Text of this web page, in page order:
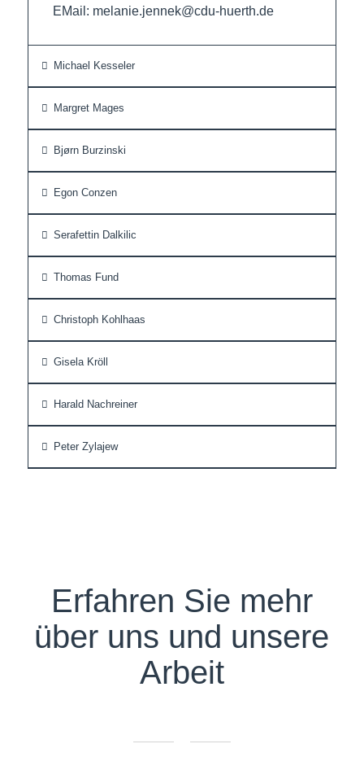
EMail: melanie.jennek@cdu-huerth.de
Michael Kesseler
Margret Mages
Bjørn Burzinski
Egon Conzen
Serafettin Dalkilic
Thomas Fund
Christoph Kohlhaas
Gisela Kröll
Harald Nachreiner
Peter Zylajew
Erfahren Sie mehr
über uns und unsere
Arbeit